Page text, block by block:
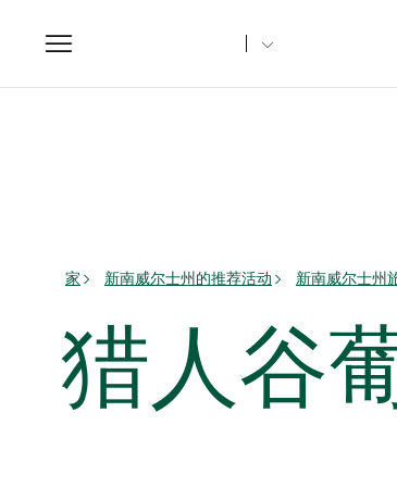
Toggle
navigation
家 新南威尔士州的推荐活动 新南威尔士州
猎人谷